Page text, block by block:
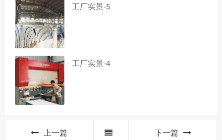
工厂实景-5
工厂实景-4
上一篇 下一篇